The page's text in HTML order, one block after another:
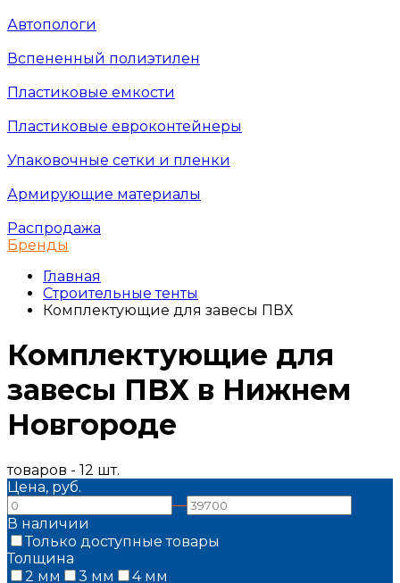
Автопологи
Вспененный полиэтилен
Пластиковые емкости
Пластиковые евроконтейнеры
Упаковочные сетки и пленки
Армирующие материалы
Распродажа
Бренды
Главная
Строительные тенты
Комплектующие для завесы ПВХ
Комплектующие для
завесы ПВХ в Нижнем
Новгороде
товаров - 12 шт.
Цена, руб.
—
В наличии
Только доступные товары
Толщина
2 мм
3 мм 4 мм